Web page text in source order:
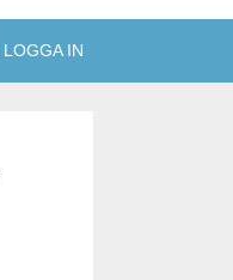
LOGGA IN